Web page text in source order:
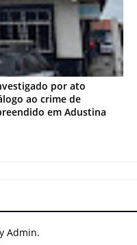
por ato
ao crime de
em Adustina
Admin.